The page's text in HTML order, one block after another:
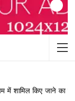
का फिर विरोध,